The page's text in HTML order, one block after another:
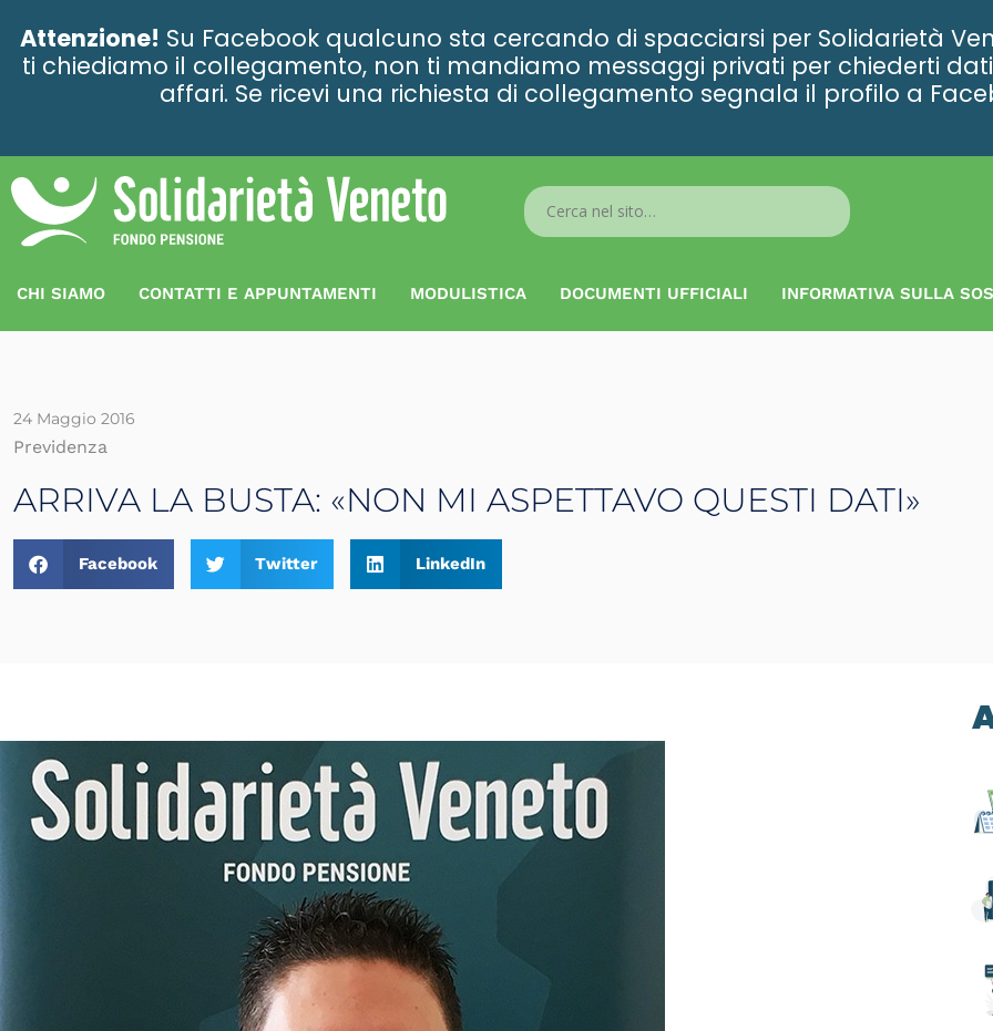
Attenzione! Su Facebook qualcuno sta cercando di spacciarsi per Solidarietà
ti chiediamo il collegamento, non ti mandiamo messaggi privati per chiederti
affari. Se ricevi una richiesta di collegamento segnala il profilo a
Search
...
CHI SIAMO CONTATTI E APPUNTAMENTI MODULISTICA DOCUMENTI UFFICIALI INFORMATIVA SULLA
24 Maggio 2016
Previdenza
ARRIVA LA BUSTA: «NON MI ASPETTAVO QUESTI DATI»
Facebook Twitter LinkedIn